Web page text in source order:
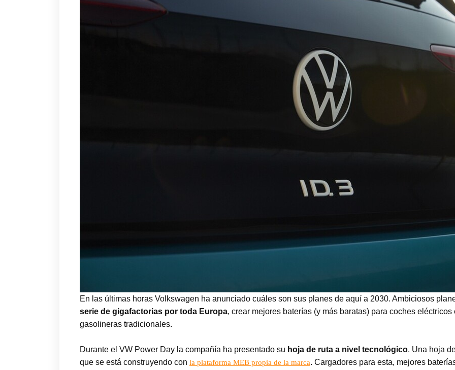
En las últimas horas Volkswagen ha anunciado cuáles son sus planes de aquí a 2030. Ambiciosos
serie de gigafactorias por toda Europa, crear mejores baterías (y más baratas) para coches
gasolineras tradicionales.
Durante el VW Power Day la compañía ha presentado su hoja de ruta a nivel tecnológico. Una hoja
que se está construyendo con la plataforma MEB propia de la marca. Cargadores para esta, mejores